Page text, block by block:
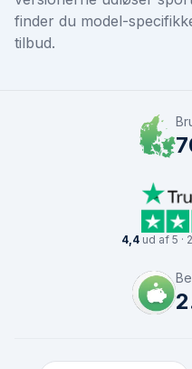
finder du model-
tilbud.
4,4ud af 5 ·